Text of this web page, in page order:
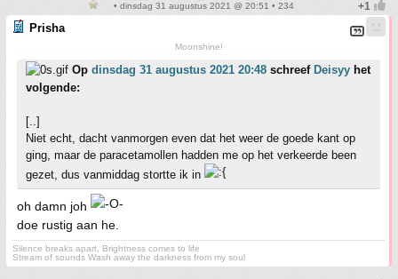
• dinsdag 31 augustus 2021 @ 20:51 • 234
Prisha
Moonshine!
Op dinsdag 31 augustus 2021 20:48 schreef Deisyy het
volgende:
[..]
Niet echt, dacht vanmorgen even dat het weer de goede kant op
ging, maar de paracetamollen hadden me op het verkeerde been
gezet, dus vanmiddag stortte ik in
oh damn joh
doe rustig aan he.
Silence breaks apart, Brightness comes to life
Stream of sounds Wash away the darkness from my soul